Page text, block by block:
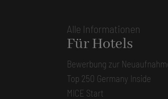
Alle Informationen
Für Hotels
Bewerbung zur
Top 250 Germany Inside
MICE Start